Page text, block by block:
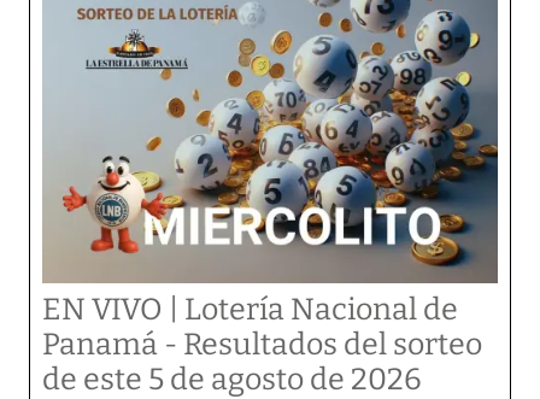
EN VIVO | Lotería Nacional de
Panamá - Resultados del sorteo
de este 5 de agosto de 2026